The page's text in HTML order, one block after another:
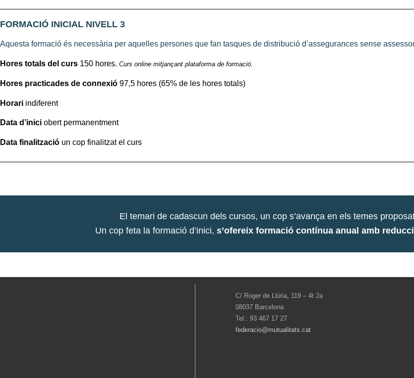
FORMACIÓ INICIAL NIVELL 3
Aquesta formació és necessària per aquelles persones que fan tasques de distribució d’assegurances sense
Hores totals del curs 150 hores. Curs online mitjançant plataforma de formació.
Hores practicades de connexió 97,5 hores (65% de les hores totals)
Horari indiferent
Data d’inici obert permanentment
Data finalització un cop finalitzat el curs
El temari de cadascun dels cursos, un cop s’avança en els temes
Un cop feta la formació d’inici, s’ofereix formació contínua anual amb
C/ Roger de Llúria, 119 – 4t 2a
08037 Barcelona
Tel.: 93 467 17 27
federacio@mutualitats.cat